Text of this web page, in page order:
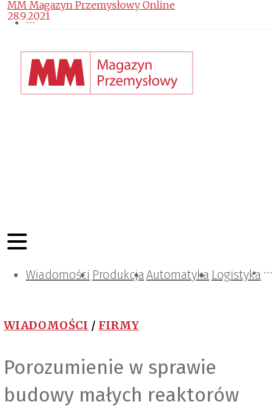
Wiadomości ProdukcjaAutomatyka Logistyka
Projektowanie i konstrukcje
Zarządzanie i IT
Tematy specjalne
WIADOMOŚCI / FIRMY
Porozumienie w sprawie
budowy małych reaktorów
MM Magazyn Przemysłowy Online
28.9.2021